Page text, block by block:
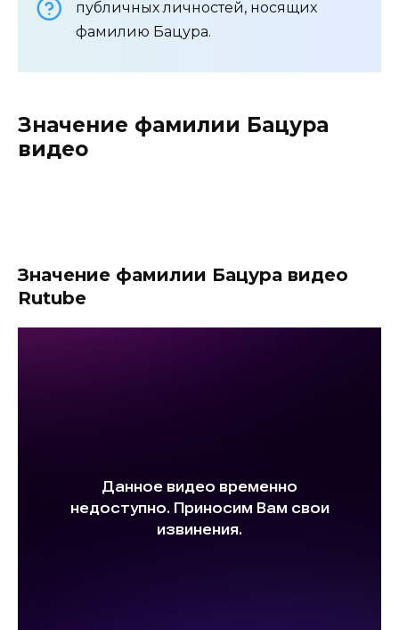
публичных личностей, носящих
фамилию Бацура.
Значение фамилии Бацура
видео
Значение фамилии Бацура видео
Rutube